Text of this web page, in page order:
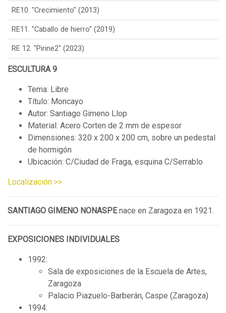
RE10. "Crecimiento" (2013)
RE11. "Caballo de hierro" (2019)
RE 12. "Pirine2" (2023)
ESCULTURA 9
Tema: Libre
Título: Moncayo
Autor: Santiago Gimeno Llop
Material: Acero Corten de 2 mm de espesor
Dimensiones: 320 x 200 x 200 cm, sobre un pedestal
de hormigón
Ubicación: C/Ciudad de Fraga, esquina C/Serrablo
Localización >>
SANTIAGO GIMENO NONASPEnace en Zaragoza en 1921.
EXPOSICIONES INDIVIDUALES
1992:
Sala de exposiciones de la Escuela de Artes,
Zaragoza
Palacio Piazuelo-Barberán, Caspe (Zaragoza)
1994: